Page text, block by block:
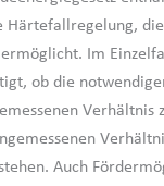
Härtefallregelung,
Im
ob die
Verhältnis
Auch